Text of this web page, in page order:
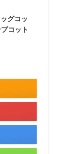
グコッ
コット